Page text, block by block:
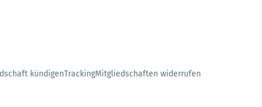
kündigenTrackingMitgliedschaften widerrufen